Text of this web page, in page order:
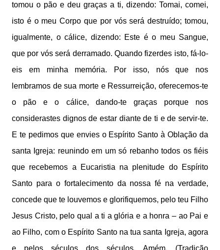
tomou o pão e deu graças a ti, dizendo: Tomai, comei,
isto é o meu Corpo que por vós será destruído; tomou,
igualmente, o cálice, dizendo: Este é o meu Sangue,
que por vós será derramado. Quando fizerdes isto, fá-lo-
eis em minha memória. Por isso, nós que nos
lembramos de sua morte e Ressurreição, oferecemos-te
o pão e o cálice, dando-te graças porque nos
considerastes dignos de estar diante de ti e de servir-te.
E te pedimos que envies o Espírito Santo à Oblação da
santa Igreja: reunindo em um só rebanho todos os fiéis
que recebemos a Eucaristia na plenitude do Espírito
Santo para o fortalecimento da nossa fé na verdade,
concede que te louvemos e glorifiquemos, pelo teu Filho
Jesus Cristo, pelo qual a ti a glória e a honra – ao Pai e
ao Filho, com o Espírito Santo na tua santa Igreja, agora
e pelos séculos dos séculos. Amém. (Tradição